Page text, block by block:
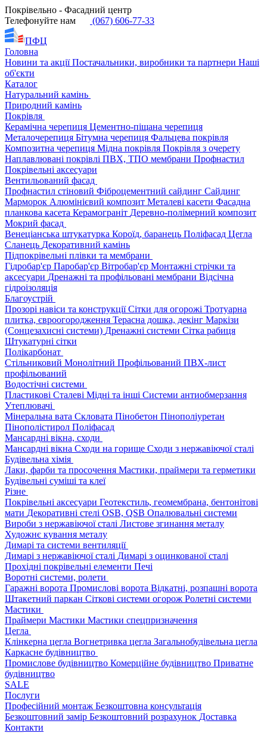
Покрівельно - Фасадний центр
Телефонуйте нам
(067) 606-77-33
ПФЦ
Головна
Новини та акціїПостачальники, виробники та партнери Наші
об'єкти
Каталог
Натуральний камінь
Природний камінь
Покрівля
Керамічна черепиця Цементно-піщана черепиця
Металочерепиця Бітумна черепиця Фальцева покрівля
Композитна черепиця Мідна покрівля Покрівля з очерету
Наплавлювані покрівлі ПВХ, ТПО мембрани Профнастил
Покрівельні аксесуари
Вентильований фасад
Профнастил стіновий Фіброцементний сайдинг Сайдинг
Марморок Алюмінієвий композит Металеві касети Фасадна
планкова касета Керамограніт Деревно-полімерний композит
Мокрий фасад
Венеціанська штукатурка Короїд, баранець Поліфасад Цегла
Сланець Декоративний камінь
Підпокрівельні плівки та мембрани
Гідробар'єр Паробар'єр Вітробар'єр Монтажні стрічки та
аксесуари Дренажні та профільовані мембрани Відсічна
гідроізоляція
Благоустрій
Прозорі навіси та конструкціїСітки для огорожі Тротуарна
плитка, євроогородження Терасна дошка, декінг Маркізи
(Сонцезахисні системи) Дренажні системи Сітка рабиця
Штукатурні сітки
Полікарбонат
Стільниковий Монолітний Профільований ПВХ-лист
профільований
Водостічні системи
Пластикові Сталеві Мідні та інші Системи антиобмерзання
Утеплювачі
Мінеральна вата Скловата Пінобетон Пінополіуретан
Пінополістирол Поліфасад
Мансардні вікна, сходи
Мансардні вікна Сходи на горище Сходи з нержавіючої сталі
Будівельна хімія
Лаки, фарби та просочення Мастики, праймери та герметики
Будівельні суміші та клеї
Різне
Покрівельні аксесуари Геотекстиль, геомембрана, бентонітові
мати Декоративні стелі OSB, QSB Опалювальні системи
Вироби з нержавіючої сталі Листове згинання металу
Художнє кування металу
Димарі та системи вентиляції
Димарі з нержавіючої сталі Димарі з оцинкованої сталі
Прохідні покрівельні елементи Печі
Воротні системи, ролети
Гаражні ворота Промислові ворота Відкатні, розпашні ворота
Штакетний паркан Сіткові системи огорож Ролетні системи
Мастики
Праймери Мастики Мастики спецпризначення
Цегла
Клінкерна цегла Вогнетривка цегла Загальнобудівельна цегла
Каркасне будівництво
Промислове будівництво Комерційне будівництво Приватне
будівництво
SALE
Послуги
Професійний монтаж Безкоштовна консультація
Безкоштовний замір Безкоштовний розрахунок Доставка
Контакти